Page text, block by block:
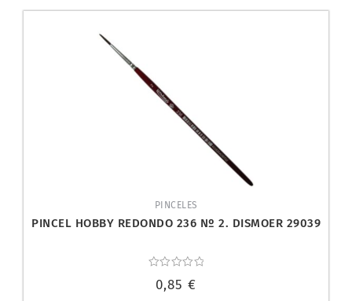
PINCELES
PINCEL HOBBY REDONDO 236 Nº 2. DISMOER 29039
con
0,85 €